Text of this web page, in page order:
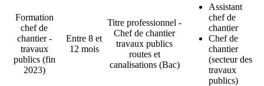
Formation
chef de
chantier -
travaux
publics (fin
2023)
Entre 8 et
12 mois
Titre professionnel -
Chef de chantier
travaux publics
routes et
canalisations (Bac)
Assistant
chef de
chantier
Chef de
chantier
(secteur des
travaux
publics)